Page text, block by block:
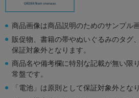
商品画像は商品説明のためのサンプル
販促物、書籍の帯やぬいぐるみのタグ
保証対象外となります。
商品名や備考欄に特別な記載が無い限
常盤です。
「電池」は原則として保証対象外となり